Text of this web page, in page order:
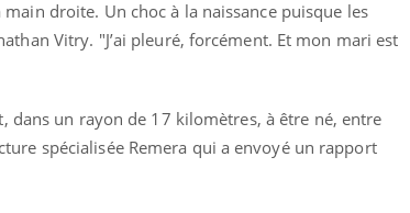
droite. Un choc à la naissance puisque les
Vitry. "J’ai pleuré, forcément. Et mon mari est
dans un rayon de 17 kilomètres, à être né, entre
spécialisée Remera qui a envoyé un rapport